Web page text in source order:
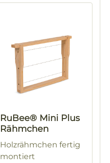
RuBee® Mini Plus
Rähmchen
Holzrähmchen fertig
montiert